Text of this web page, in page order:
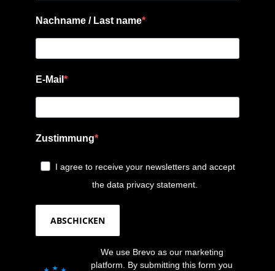
Nachname / Last name
E-Mail
Zustimmung
I agree to receive your newsletters and accept
the data privacy statement.
ABSCHICKEN
We use Brevo as our marketing
platform. By submitting this form you